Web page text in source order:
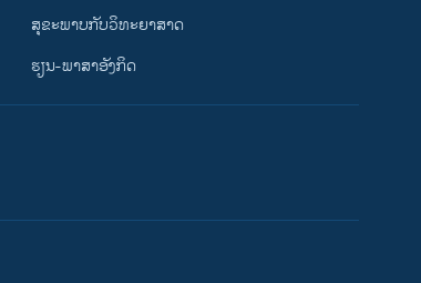
ສຸຂະພາບກັບວິທະຍາສາດ
ຮຽນ-ພາສາອັງກິດ